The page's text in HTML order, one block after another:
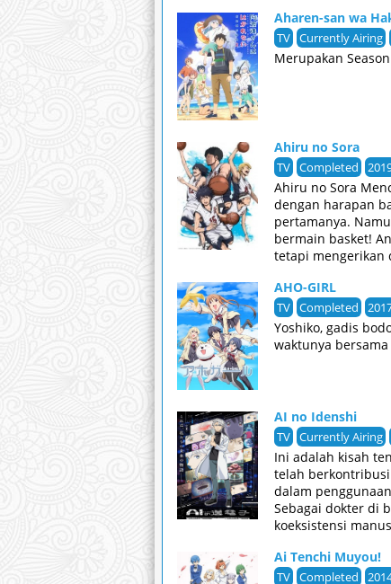
Aharen-san wa
TV Currently Airing
Merupakan
Ahiru no Sora
TV Completed
Ahiru no Sora
dengan harapan
pertamanya.
bermain basket!
tetapi mengerikan
murni Sora untuk
Rewrite]
AHO-GIRL
TV Completed
Yoshiko, gadis
waktunya
AI no Idenshi
TV Currently Airing
Ini adalah kisah
telah berkontribusi
dalam
Sebagai dokter di
koeksistensi
Ai Tenchi Muyou!
TV Completed